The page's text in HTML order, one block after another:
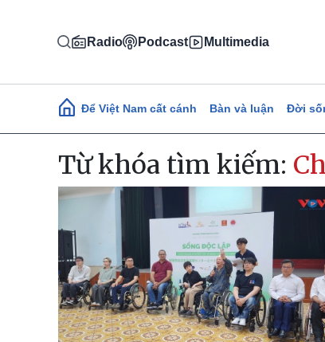
Radio Podcast Multimedia
Main navigation
Để Việt Nam cất cánh Bàn và luận Đời
Từ khóa tìm kiếm: